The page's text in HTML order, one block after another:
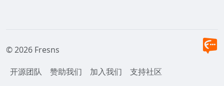
© 2026 Fresns
开源团队
赞助我们 加入我们 支持社区